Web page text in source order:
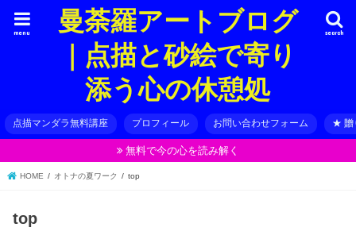
曼荼羅アートブログ
｜点描と砂絵で寄り
添う心の休憩処
search
menu
点描マンダラ無料講座 プロフィール お問い合わせフォーム ★ 贈
無料で今の心を読み解く
HOME オトナの夏ワーク top
top